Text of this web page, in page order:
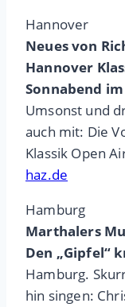
Hannover
Neues von
Hannover
Sonnabend
Umsonst und
auch mit: Die
Klassik Open
haz.de
Hamburg
Marthalers
Den „Gipfel“
Hamburg.
hin singen: